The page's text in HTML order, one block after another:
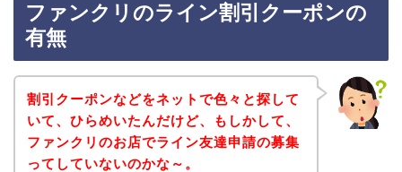
ファンクリのライン割引クーポンの
有無
割引クーポンなどをネットで色々と探して
いて、ひらめいたんだけど、もしかして、
ファンクリのお店でライン友達申請の募集
ってしていないのかな～。